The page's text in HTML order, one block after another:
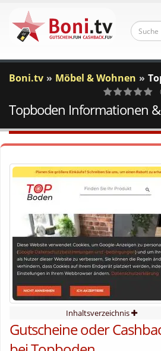
Boni.tv Möbel & Wohnen
0
Votes
Topboden Informationen
Inhaltsverzeichnis
Gutscheine oder